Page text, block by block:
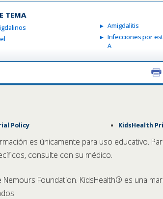
TEMA
Amigdalitis
Infecciones por
A
Policy KidsHealth
es únicamente para uso educativo.
consulte con su médico.
Nemours Foundation. KidsHealth® es una